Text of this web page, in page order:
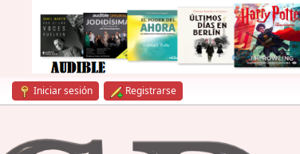
Iniciar sesión Registrarse